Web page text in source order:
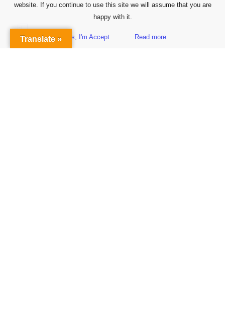
Sidebar
website. If you continue to use this site we will assume that you are
happy with it.
Yes, I'm Accept Read more
Translate »